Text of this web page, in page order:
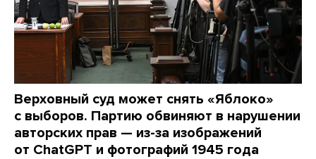
Верховный суд может снять «Яблоко»
с выборов. Партию обвиняют в нарушении
авторских прав — из-за изображений
от ChatGPT и фотографий 1945 года